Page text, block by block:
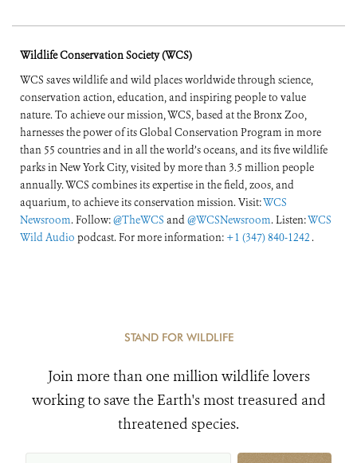
Wildlife Conservation Society (WCS)
WCS saves wildlife and wild places worldwide through science,
conservation action, education, and inspiring people to value
nature. To achieve our mission, WCS, based at the Bronx Zoo,
harnesses the power of its Global Conservation Program in more
than 55 countries and in all the world’s oceans, and its five wildlife
parks in New York City, visited by more than 3.5 million people
annually. WCS combines its expertise in the field, zoos, and
aquarium, to achieve its conservation mission. Visit:WCS
Newsroom. Follow:@TheWCS and@WCSNewsroom. Listen:WCS
Wild Audio podcast. For more information: +1 (347) 840-1242 .
STAND FOR WILDLIFE
Join more than one million wildlife lovers
working to save the Earth's most treasured and
threatened species.